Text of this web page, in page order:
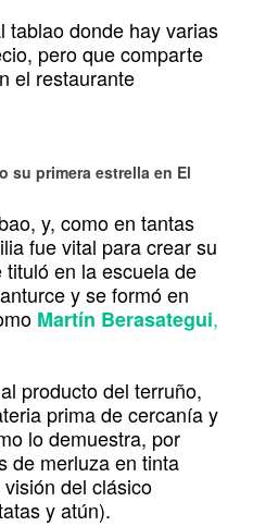
tablao donde hay varias
pero que comparte
el restaurante
su primera estrella en El
y, como en tantas
fue vital para crear su
en la escuela de
y se formó en
Martín Berasategui,
producto del terruño,
prima de cercanía y
lo demuestra, por
de merluza en tinta
del clásico
y atún).